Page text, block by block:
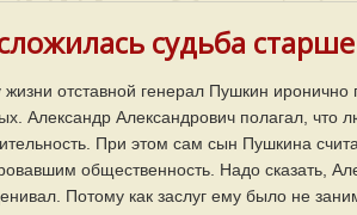
судьба
жизни отставной генерал Пушкин иронично
Александр Александрович полагал, что
При этом сам сын Пушкина
общественность. Надо сказать,
Потому как заслуг ему было не